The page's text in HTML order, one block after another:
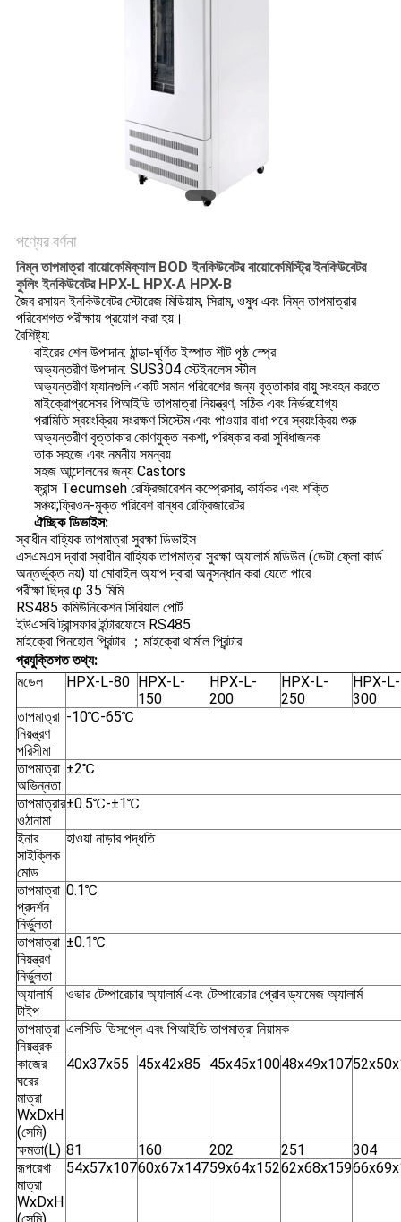
পণ্যের বর্ণনা
নিম্ন তাপমাত্রা বায়োকেমিক্যাল BOD ইনকিউবেটর বায়োকেমিস্ট্রি ইনকিউবেটর
কুলিং ইনকিউবেটর HPX-L HPX-A HPX-B
জৈব রসায়ন ইনকিউবেটর স্টোরেজ মিডিয়াম, সিরাম, ওষুধ এবং নিম্ন তাপমাত্রার
পরিবেশগত পরীক্ষায় প্রয়োগ করা হয়।
বৈশিষ্ট্য:
বাইরের শেল উপাদান: ঠান্ডা-ঘূর্ণিত ইস্পাত শীট পৃষ্ঠ স্প্রে
অভ্যন্তরীণ উপাদান: SUS304 স্টেইনলেস স্টীল
অভ্যন্তরীণ ফ্যানগুলি একটি সমান পরিবেশের জন্য বৃত্তাকার বায়ু সংবহন করতে
মাইক্রোপ্রসেসর পিআইডি তাপমাত্রা নিয়ন্ত্রণ, সঠিক এবং নির্ভরযোগ্য
পরামিতি স্বয়ংক্রিয় সংরক্ষণ সিস্টেম এবং পাওয়ার বাধা পরে স্বয়ংক্রিয় শুরু
অভ্যন্তরীণ বৃত্তাকার কোণযুক্ত নকশা, পরিষ্কার করা সুবিধাজনক
তাক সহজে এবং নমনীয় সমন্বয়
সহজ আন্দোলনের জন্য Castors
ফ্রান্স Tecumseh রেফ্রিজারেশন কম্প্রেসার, কার্যকর এবং শক্তি
সঞ্চয়;ফ্রিওন-মুক্ত পরিবেশ বান্ধব রেফ্রিজারেটর
ঐচ্ছিক ডিভাইস:
স্বাধীন বাহ্যিক তাপমাত্রা সুরক্ষা ডিভাইস
এসএমএস দ্বারা স্বাধীন বাহ্যিক তাপমাত্রা সুরক্ষা অ্যালার্ম মডিউল (ডেটা ফ্লো কার্ড
অন্তর্ভুক্ত নয়) যা মোবাইল অ্যাপ দ্বারা অনুসন্ধান করা যেতে পারে
পরীক্ষা ছিদ্র φ 35 মিমি
RS485 কমিউনিকেশন সিরিয়াল পোর্ট
ইউএসবি ট্রান্সফার ইন্টারফেসে RS485
মাইক্রো পিনহোল প্রিন্টার ；মাইক্রো থার্মাল প্রিন্টার
প্রযুক্তিগত তথ্য:
মডেল
HPX-L-80
HPX-L-
150
HPX-L-
200
HPX-L-
250
HPX-L-
300
তাপমাত্রা
নিয়ন্ত্রণ
পরিসীমা
-10℃-65℃
তাপমাত্রা
অভিন্নতা
±2℃
তাপমাত্রার
ওঠানামা
±0.5℃-±1℃
ইনার
সাইক্লিক
মোড
হাওয়া নাড়ার পদ্ধতি
তাপমাত্রা
প্রদর্শন
নির্ভুলতা
0.1℃
তাপমাত্রা
নিয়ন্ত্রণ
নির্ভুলতা
±0.1℃
অ্যালার্ম
টাইপ
ওভার টেম্পারেচার অ্যালার্ম এবং টেম্পারেচার প্রোব ড্যামেজ অ্যালার্ম
তাপমাত্রা
নিয়ন্ত্রক
এলসিডি ডিসপ্লে এবং পিআইডি তাপমাত্রা নিয়ামক
কাজের
ঘরের
মাত্রা
WxDxH
(সেমি)
40x37x55 45x42x85 45x45x10048x49x107
ক্ষমতা(L) 81 160 202 251
304
রূপরেখা
মাত্রা
WxDxH
54x57x10760x67x14759x64x15262x68x159